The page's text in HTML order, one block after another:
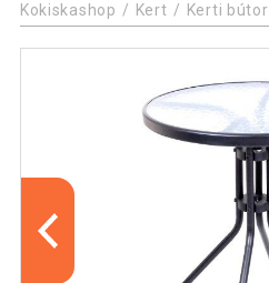
Kokiskashop Kert Kerti bútor